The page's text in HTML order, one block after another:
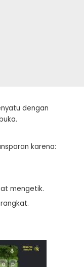
dengan
karena:
mengetik.